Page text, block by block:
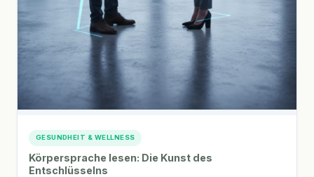
GESUNDHEIT & WELLNESS
Körpersprache lesen: Die Kunst des
Entschlüsselns